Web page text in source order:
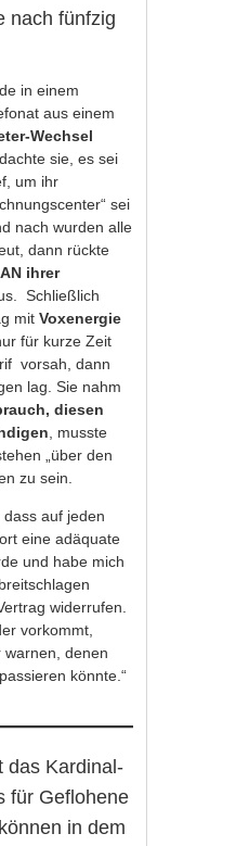
nach fünfzig
in einem
aus einem
Wechsel
sie, es sei
um ihr
sei
nach wurden alle
dann rückte
ihrer
Schließlich
mitVoxenergie
für kurze Zeit
vorsah, dann
lag. Sie nahm
diesen
, musste
„über den
zu sein.
dass auf jeden
eine adäquate
und habe mich
widerrufen.
vorkommt,
warnen, denen
könnte.“
das Kardinal-
für Geflohene
in dem